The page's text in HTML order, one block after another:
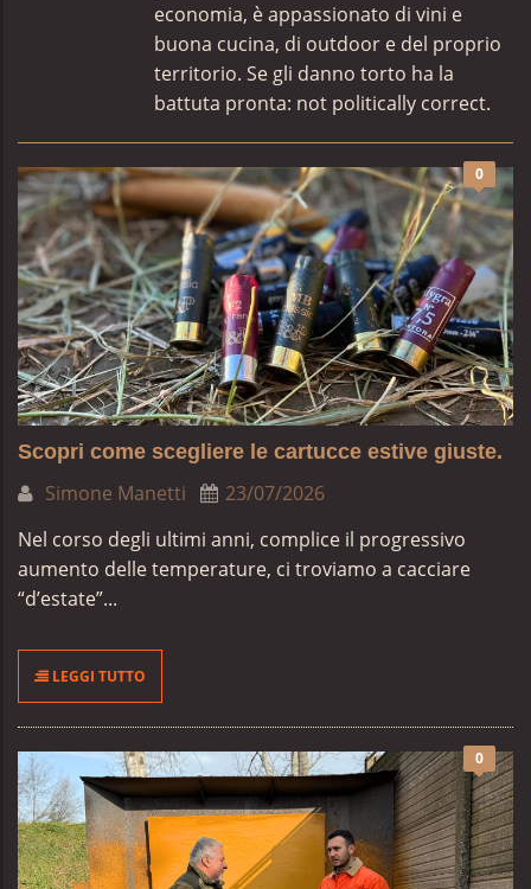
economia, è appassionato di vini e
buona cucina, di outdoor e del proprio
territorio. Se gli danno torto ha la
battuta pronta: not politically correct.
0
Scopri come scegliere le cartucce estive giuste.
Simone Manetti
23/07/2026
Nel corso degli ultimi anni, complice il progressivo
aumento delle temperature, ci troviamo a cacciare
“d’estate”...
LEGGI TUTTO
0